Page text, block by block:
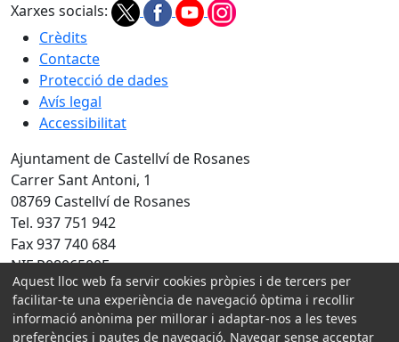
Xarxes socials:
Crèdits
Contacte
Protecció de dades
Avís legal
Accessibilitat
Ajuntament de Castellví de Rosanes
Carrer Sant Antoni, 1
08769 Castellví de Rosanes
Tel. 937 751 942
Fax 937 740 684
NIF P0806500E
Amb la col·laboració de:
Aquest lloc web fa servir cookies pròpies i de tercers per
facilitar-te una experiència de navegació òptima i recollir
informació anònima per millorar i adaptar-nos a les teves
preferències i pautes de navegació. Navegar sense acceptar